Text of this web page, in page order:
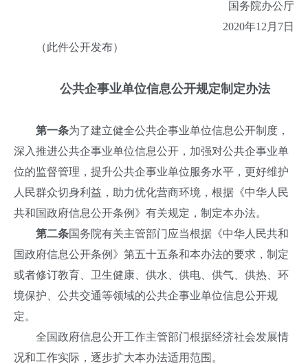
国务院办公厅
2020年12月7日
（此件公开发布）
公共企事业单位信息公开规定制定办法
第一条为了建立健全公共企事业单位信息公开制度，
深入推进公共企事业单位信息公开，加强对公共企事业单
位的监督管理，提升公共企事业单位服务水平，更好维护
人民群众切身利益，助力优化营商环境，根据《中华人民
共和国政府信息公开条例》有关规定，制定本办法。
第二条国务院有关主管部门应当根据《中华人民共和
国政府信息公开条例》第五十五条和本办法的要求，制定
或者修订教育、卫生健康、供水、供电、供气、供热、环
境保护、公共交通等领域的公共企事业单位信息公开规
定。
全国政府信息公开工作主管部门根据经济社会发展情
况和工作实际，逐步扩大本办法适用范围。